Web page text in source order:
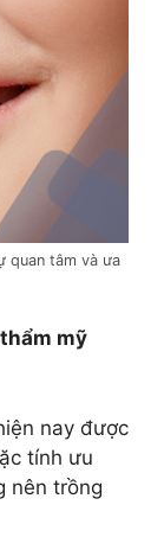
quan tâm và ưa
mỹ
nay được
tính ưu
nên trồng